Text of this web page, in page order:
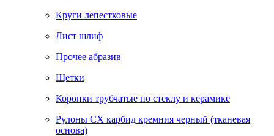
Круги лепестковые
Лист шлиф
Прочее абразив
Щетки
Коронки трубчатые по стеклу и керамике
Рулоны CX карбид кремния черный (тканевая
основа)